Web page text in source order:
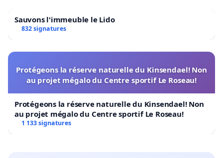
Sauvons l'immeuble le Lido
832 signatures
Protégeons la réserve naturelle du Kinsendael! Non
au projet mégalo du Centre sportif Le Roseau!
Protégeons la réserve naturelle du Kinsendael! Non
au projet mégalo du Centre sportif Le Roseau!
1 133 signatures